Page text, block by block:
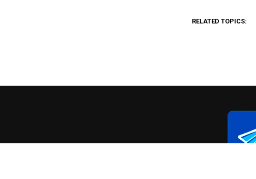
RELATED TOPICS: